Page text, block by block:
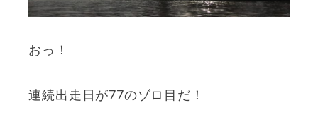
おっ！
連続出走日が77のゾロ目だ！